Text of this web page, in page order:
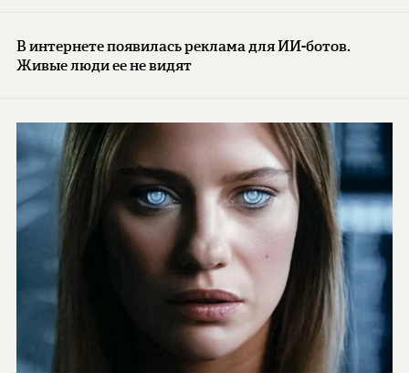
В интернете появилась реклама для ИИ-ботов.
Живые люди ее не видят